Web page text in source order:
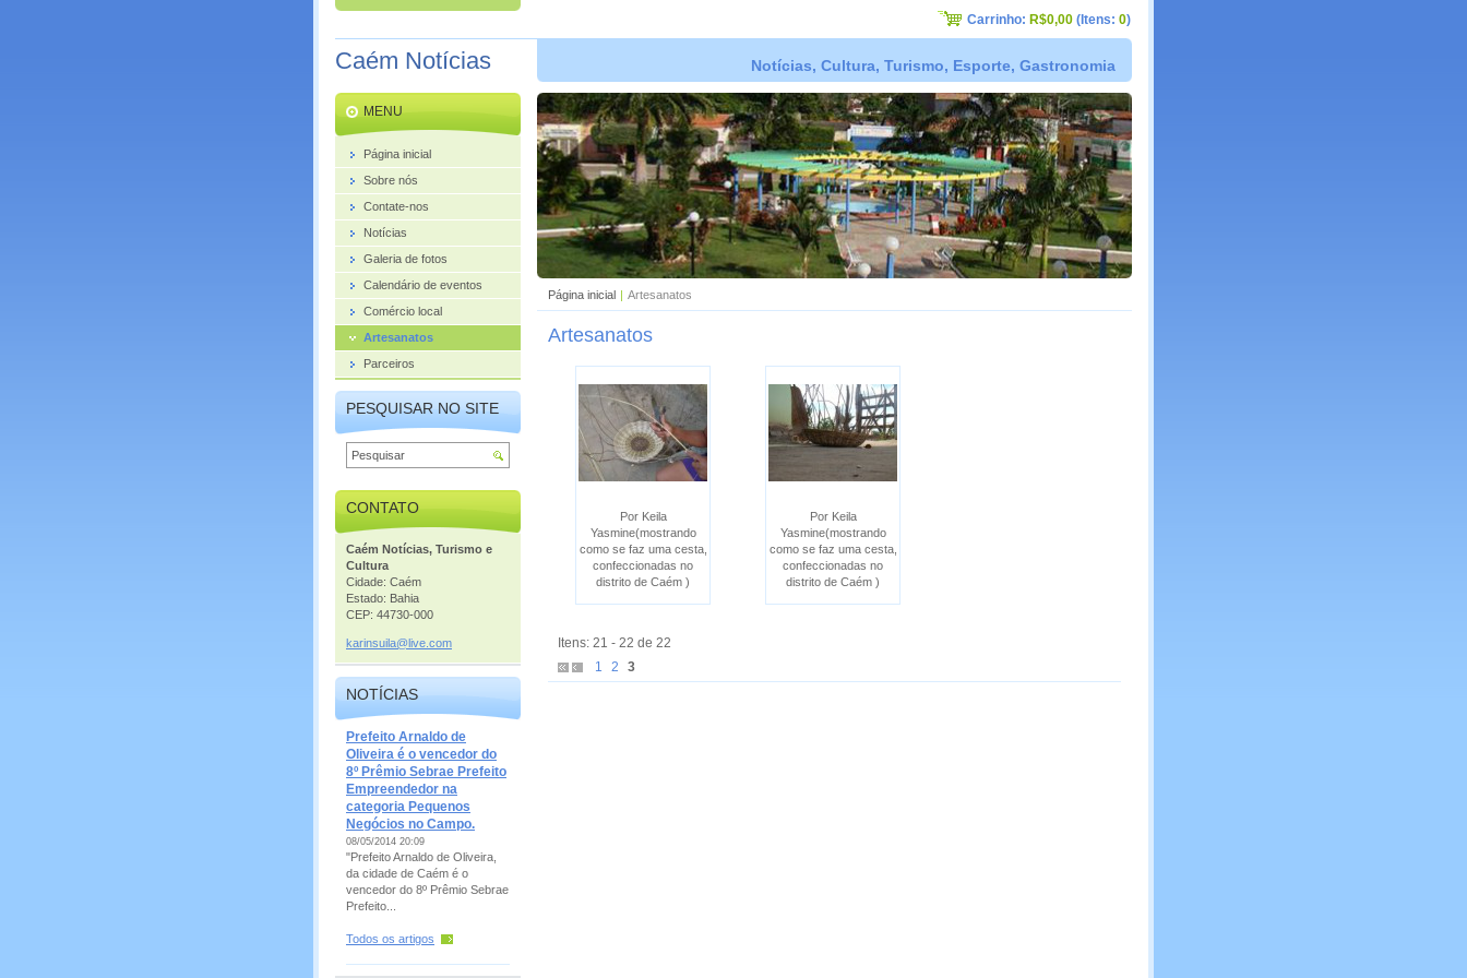
Caém Notícias Notícias, Cultura, Turismo, Esporte, Gastronomia
Página inicial | Artesanatos
Artesanatos
Por Keila
Yasmine(mostrando
como se faz uma cesta,
confeccionadas no
distrito de Caém )
Por Keila
Yasmine(mostrando
como se faz uma cesta,
confeccionadas no
distrito de Caém )
Itens: 21 - 22 de 22
1
2 3
MENU
Página inicial
Sobre nós
Contate-nos
Notícias
Galeria de fotos
Calendário de eventos
Comércio local
Artesanatos
Parceiros
PESQUISAR NO SITE
CONTATO
Caém Notícias, Turismo e
Cultura
Cidade: Caém
Estado: Bahia
CEP: 44730-000
karinsuila@live. com
NOTÍCIAS
Prefeito Arnaldo de
Oliveira é o vencedor do
8º Prêmio Sebrae Prefeito
Empreendedor na
categoria Pequenos
Negócios no Campo.
08/05/2014 20:09
"Prefeito Arnaldo de Oliveira,
da cidade de Caém é o
vencedor do 8º Prêmio Sebrae
Prefeito...
Todos os artigos
Carrinho: R$0,00 (Itens: 0)